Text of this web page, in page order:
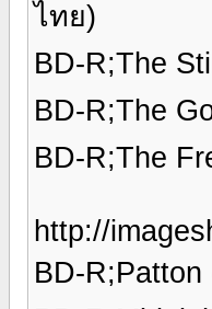
ไทย)
BD-R;The
BD-R;The
BD-R;The
http://
BD-